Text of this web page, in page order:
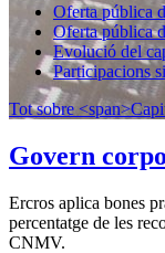
Oferta pública
Oferta pública
Evolució del
Participacions
Tot sobre
Govern
Ercros aplica bones
percentatge de les
CNMV.